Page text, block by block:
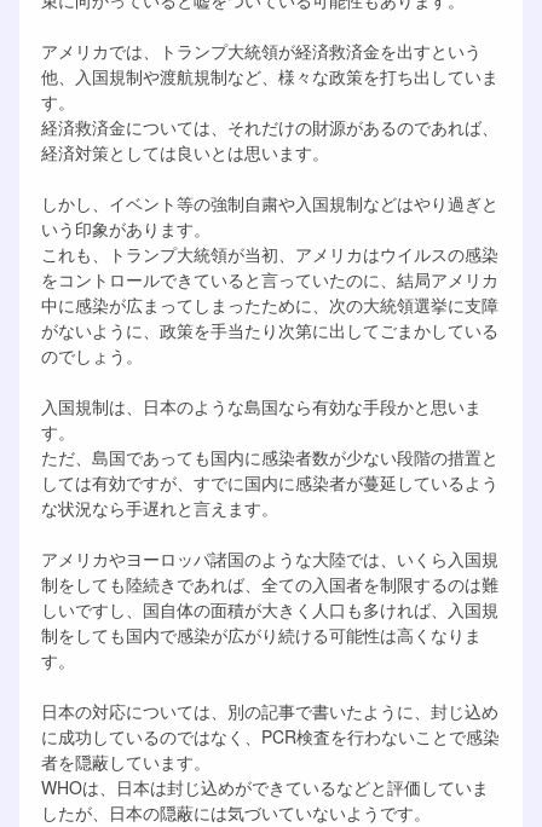
アメリカでは、トランプ大統領が経済救済金を出すという
他、入国規制や渡航規制など、様々な政策を打ち出していま
す。
経済救済金については、それだけの財源があるのであれば、
経済対策としては良いとは思います。
しかし、イベント等の強制自粛や入国規制などはやり過ぎと
いう印象があります。
これも、トランプ大統領が当初、アメリカはウイルスの感染
をコントロールできていると言っていたのに、結局アメリカ
中に感染が広まってしまったために、次の大統領選挙に支障
がないように、政策を手当たり次第に出してごまかしている
のでしょう。
入国規制は、日本のような島国なら有効な手段かと思いま
す。
ただ、島国であっても国内に感染者数が少ない段階の措置と
しては有効ですが、すでに国内に感染者が蔓延しているよう
な状況なら手遅れと言えます。
アメリカやヨーロッパ諸国のような大陸では、いくら入国規
制をしても陸続きであれば、全ての入国者を制限するのは難
しいですし、国自体の面積が大きく人口も多ければ、入国規
制をしても国内で感染が広がり続ける可能性は高くなりま
す。
日本の対応については、別の記事で書いたように、封じ込め
に成功しているのではなく、PCR検査を行わないことで感染
者を隠蔽しています。
WHOは、日本は封じ込めができているなどと評価していま
したが、日本の隠蔽には気づいていないようです。